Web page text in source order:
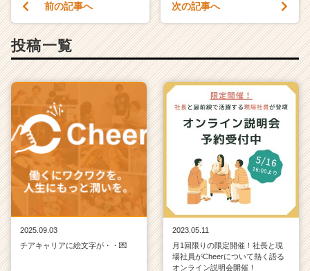
前の記事へ 次の記事へ
投稿一覧
2025.09.03
チアキャリアに絵文字が・・💌
2023.05.11
月1回限りの限定開催！社長と現
場社員がCheerについて熱く語る
オンライン説明会開催！